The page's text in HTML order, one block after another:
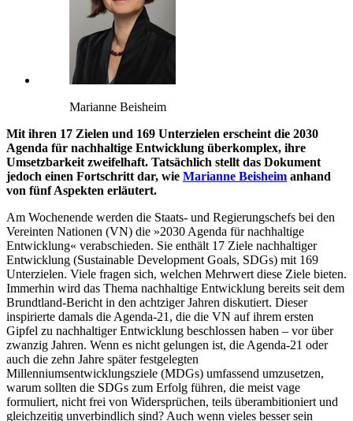
Marianne Beisheim
Mit ihren 17 Zielen und 169 Unterzielen erscheint die 2030
Agenda für nachhaltige Entwicklung überkomplex, ihre
Umsetzbarkeit zweifelhaft. Tatsächlich stellt das Dokument
jedoch einen Fortschritt dar, wie Marianne Beisheim anhand
von fünf Aspekten erläutert.
Am Wochenende werden die Staats- und Regierungschefs bei den
Vereinten Nationen (VN) die »2030 Agenda für nachhaltige
Entwicklung« verabschieden. Sie enthält 17 Ziele nachhaltiger
Entwicklung (Sustainable Development Goals, SDGs) mit 169
Unterzielen. Viele fragen sich, welchen Mehrwert diese Ziele bieten.
Immerhin wird das Thema nachhaltige Entwicklung bereits seit dem
Brundtland-Bericht in den achtziger Jahren diskutiert. Dieser
inspirierte damals die Agenda-21, die die VN auf ihrem ersten
Gipfel zu nachhaltiger Entwicklung beschlossen haben – vor über
zwanzig Jahren. Wenn es nicht gelungen ist, die Agenda-21 oder
auch die zehn Jahre später festgelegten
Millenniumsentwicklungsziele (MDGs) umfassend umzusetzen,
warum sollten die SDGs zum Erfolg führen, die meist vage
formuliert, nicht frei von Widersprüchen, teils überambitioniert und
gleichzeitig unverbindlich sind? Auch wenn vieles besser sein